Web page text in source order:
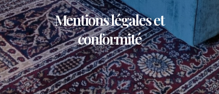
Mentions légales et
conformité